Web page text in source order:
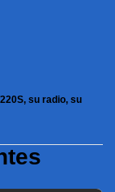
su radio, su